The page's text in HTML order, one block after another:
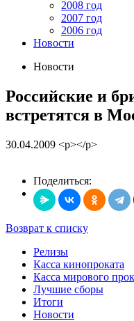
2008 год
2007 год
2006 год
Новости
Новости
Российские и
встретятся в
30.04.2009 <p></p>
Поделиться:
Возврат к списку
Релизы
Касса кинопроката
Касса мирового
Лучшие сборы
Итоги
Новости